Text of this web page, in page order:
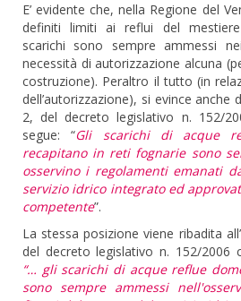
E’ evidente che, nella Regione del
definiti limiti ai reflui del
scarichi sono sempre ammessi
necessità di autorizzazione alcuna
costruzione). Peraltro il tutto (in
dell’autorizzazione), si evince anche
2, del decreto legislativo n. 152/
segue: “Gli scarichi di acque
recapitano in reti fognarie sono
osservino i regolamenti emanati
servizio idrico integrato ed
competente”.
La stessa posizione viene ribadita
del decreto legislativo n. 152/2006
“… gli scarichi di acque reflue
sono sempre ammessi